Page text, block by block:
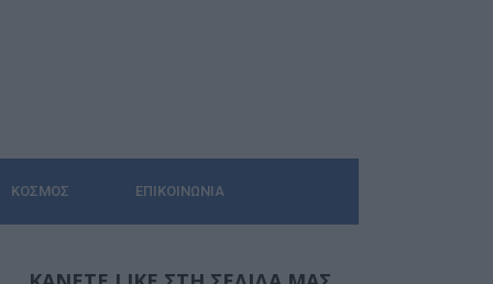
ΚΌΣΜΟΣ ΕΠΙΚΟΙΝΩΝΊΑ